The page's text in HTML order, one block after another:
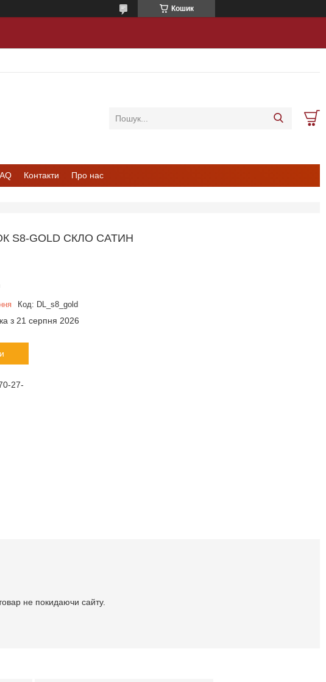
Кошик
Контакти Про нас
S8-GOLD СКЛО САТИН
Код: DL_s8_gold
з 21 серпня 2026
27-
не покидаючи сайту.